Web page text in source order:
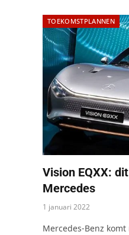
TOEKOMSTPLANNEN
Vision EQXX:
Mercedes
1 januari 2022
Mercedes-Benz